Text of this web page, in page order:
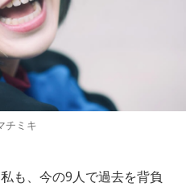
チミキ
私も、今の9人で過去を背負